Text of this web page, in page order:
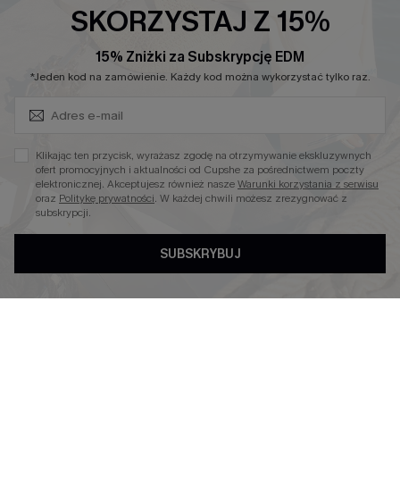
Modne Sukienki
Kontroli Brzucha
Wysokim Stanem
4.4
SKORZYSTAJ Z 15%
15% Zniżki za Subskrypcję EDM
*Jeden kod na zamówienie. Każdy kod można wykorzystać tylko raz.
Klikając ten przycisk, wyrażasz zgodę na otrzymywanie ekskluzywnych
ofert promocyjnych i aktualności od Cupshe za pośrednictwem poczty
elektronicznej. Akceptujesz również naszeWarunki korzystania z serwisu
oraz Politykę prywatności. W każdej chwili możesz zrezygnować z
subskrypcji.
SUBSKRYBUJ